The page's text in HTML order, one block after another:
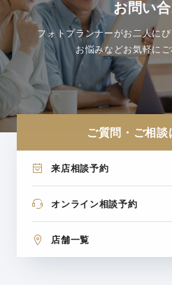
お問い
フォトプランナーがお二人に
お悩みなどお気軽に
ご質問・ご相談
来店相談予約
オンライン相談予約
店舗一覧